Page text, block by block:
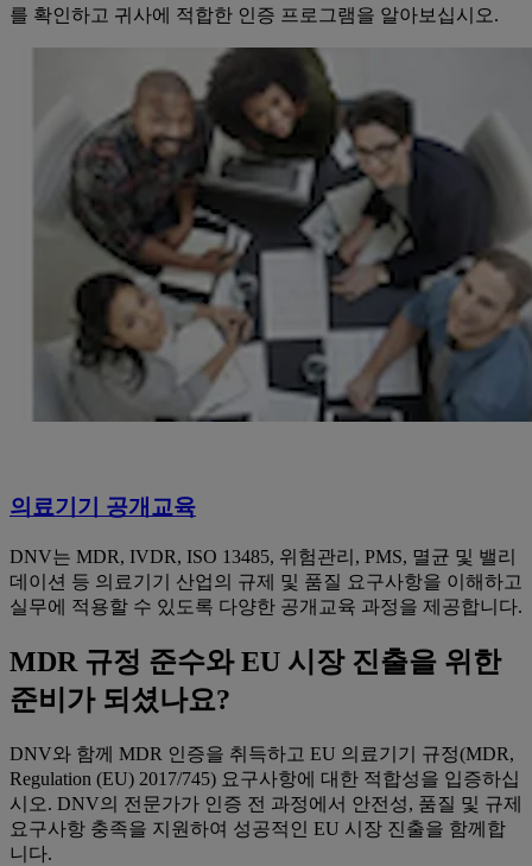
를 확인하고 귀사에 적합한 인증 프로그램을 알아보십시오.
의료기기 공개교육
DNV는 MDR, IVDR, ISO 13485, 위험관리, PMS, 멸균 및 밸리
데이션 등 의료기기 산업의 규제 및 품질 요구사항을 이해하고
실무에 적용할 수 있도록 다양한 공개교육 과정을 제공합니다.
MDR 규정 준수와 EU 시장 진출을 위한
준비가 되셨나요?
DNV와 함께 MDR 인증을 취득하고 EU 의료기기 규정(MDR,
Regulation (EU) 2017/745) 요구사항에 대한 적합성을 입증하십
시오. DNV의 전문가가 인증 전 과정에서 안전성, 품질 및 규제
요구사항 충족을 지원하여 성공적인 EU 시장 진출을 함께합
니다.